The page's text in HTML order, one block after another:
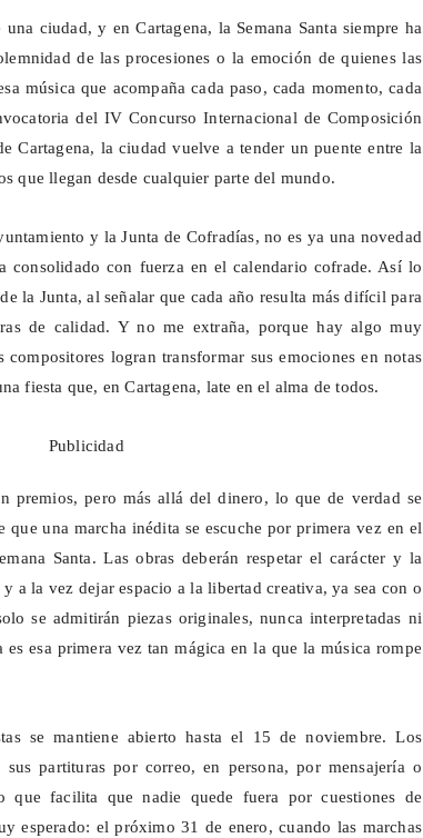
ciudad, y en Cartagena, la Semana Santa siempre ha
de las procesiones o la emoción de quienes las
música que acompaña cada paso, cada momento, cada
del IV Concurso Internacional de Composición
Cartagena, la ciudad vuelve a tender un puente entre la
que llegan desde cualquier parte del mundo.
y la Junta de Cofradías, no es ya una novedad
consolidado con fuerza en el calendario cofrade. Así lo
la Junta, al señalar que cada año resulta más difícil para
de calidad. Y no me extraña, porque hay algo muy
compositores logran transformar sus emociones en notas
fiesta que, en Cartagena, late en el alma de todos.
Publicidad
premios, pero más allá del dinero, lo que de verdad se
que una marcha inédita se escuche por primera vez en el
Santa. Las obras deberán respetar el carácter y la
a la vez dejar espacio a la libertad creativa, ya sea con o
se admitirán piezas originales, nunca interpretadas ni
esa primera vez tan mágica en la que la música rompe
se mantiene abierto hasta el 15 de noviembre. Los
sus partituras por correo, en persona, por mensajería o
que facilita que nadie quede fuera por cuestiones de
esperado: el próximo 31 de enero, cuando las marchas